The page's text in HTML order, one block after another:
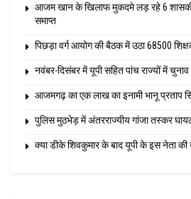
आजम खान के खिलाफ मुकदमे लड़ रहे 6
समाप्त
पिछड़ा वर्ग आयोग की बैठक में उठा 68500 शिक्षक
नवंबर-दिसंबर में यूपी सहित पांच राज्यों में चुनाव
आजमगढ़ का एक लाख का इनामी भानू प्रताप
पुलिस मुठभेड़ में अंतरराज्यीय गांजा तस्कर
क्या डीके शिवकुमार के बाद यूपी के इस नेता